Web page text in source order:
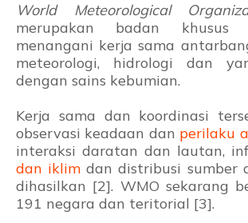
World Meteorological
merupakan badan
menangani kerja sama
meteorologi, hidrologi dan
dengan sains kebumian.
Kerja sama dan koordinasi
observasi keadaan dan perilaku
interaksi daratan dan lautan,
dan iklim dan distribusi sumber
dihasilkan [2]. WMO sekarang
191 negara dan teritorial [3].